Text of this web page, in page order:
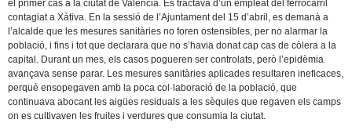
el primer cas a la ciutat de València. Es tractava d’un empleat del ferrocarril
contagiat a Xàtiva. En la sessió de l’Ajuntament del 15 d’abril, es demanà a
l’alcalde que les mesures sanitàries no foren ostensibles, per no alarmar la
població, i fins i tot que declarara que no s’havia donat cap cas de còlera a la
capital. Durant un mes, els casos pogueren ser controlats, però l’epidèmia
avançava sense parar. Les mesures sanitàries aplicades resultaren ineficaces,
perquè ensopegaven amb la poca col·laboració de la població, que
continuava abocant les aigües residuals a les sèquies que regaven els camps
on es cultivaven les fruites i verdures que consumia la ciutat.